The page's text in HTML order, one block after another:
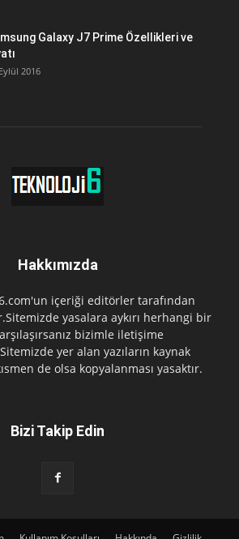
Galaxy J7 Prime Özellikleri ve
2016
Hakkımızda
içeriği editörler tarafından
yasalara aykırı herhangi bir
bizimle iletişime
yer alan yazıların kaynak
de olsa kopyalanması yasaktır.
Bizi Takip Edin